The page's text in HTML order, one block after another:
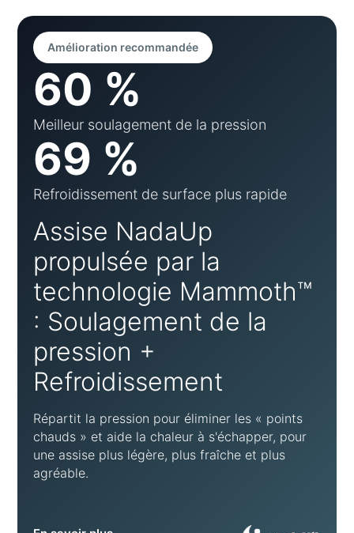
Amélioration recommandée
60 %
Meilleur soulagement de la pression
69 %
Refroidissement de surface plus rapide
Assise NadaUp
propulsée par la
technologie Mammoth™
: Soulagement de la
pression +
Refroidissement
Répartit la pression pour éliminer les « points
chauds » et aide la chaleur à s'échapper, pour
une assise plus légère, plus fraîche et plus
agréable.